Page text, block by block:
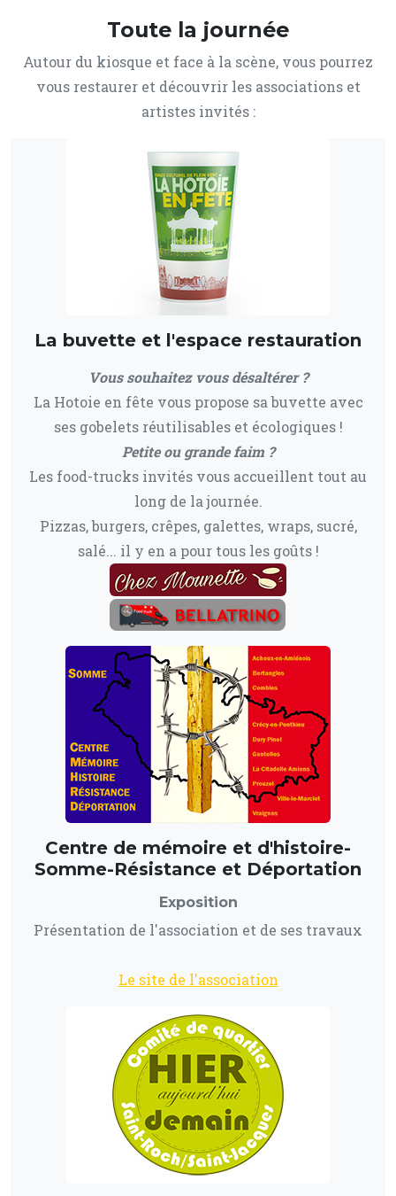
Toute la journée
Autour du kiosque et face à la scène, vous pourrez
vous restaurer et découvrir les associations et
artistes invités :
La buvette et l'espace restauration
Vous souhaitez vous désaltérer ?
La Hotoie en fête vous propose sa buvette avec
ses gobelets réutilisables et écologiques !
Petite ou grande faim ?
Les food-trucks invités vous accueillent tout au
long de la journée.
Pizzas, burgers, crêpes, galettes, wraps, sucré,
salé... il y en a pour tous les goûts !
Centre de mémoire et d'histoire-
Somme-Résistance et Déportation
Exposition
Présentation de l'association et de ses travaux
Le site de l'association